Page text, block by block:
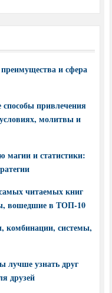
и сфера
привлечения
молитвы и
магии и статистики:
читаемых книг
вошедшие в ТОП-10
комбинации, системы,
лучше узнать друг
друзей